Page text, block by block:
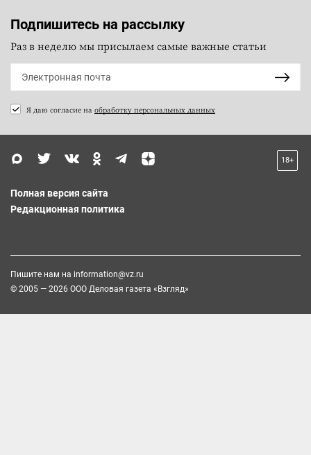
Подпишитесь на рассылку
Раз в неделю мы присылаем самые важные статьи
Я даю согласие на обработку персональных данных
18+
Полная версия сайта
Редакционная политика
Пишите нам на information@vz.ru
© 2005 — 2026 ООО Деловая газета «Взгляд»